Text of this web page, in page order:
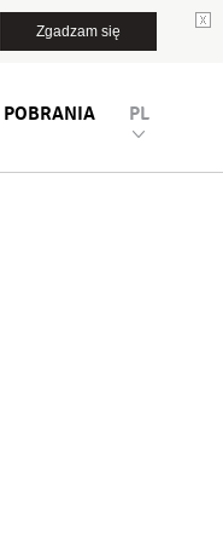
Zgadzam się
POBRANIA PL